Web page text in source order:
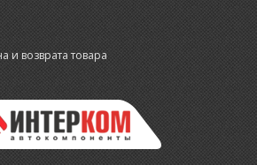
и возврата товара